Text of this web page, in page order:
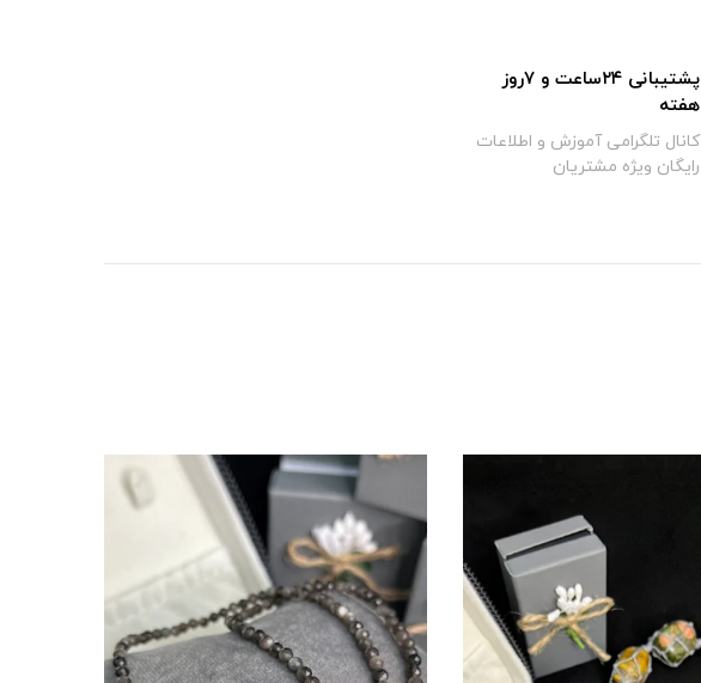
پشتیبانی ۲۴ساعت و ۷روز
هفته
کانال تلگرامی آموزش و اطلاعات
رایگان ویژه مشتریان